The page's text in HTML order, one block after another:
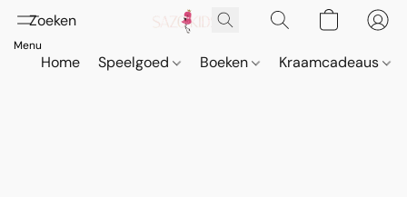
Home Speelgoed Boeken Kraamcadeaus